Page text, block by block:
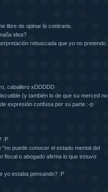
libre de opinar lo contrario.
idea?
rebuscada que yo no pretendo.
caballero xDDDDD
(y también lo de que su merced no
expresión confusa por su parte :-p
:P
puede conocer el estado mental del
fiscal o abogado afirma lo que estuvo
yo estaba pensando? :P